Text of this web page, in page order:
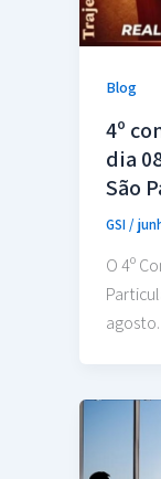
Blog
4º
dia
São
GSI/
O 4º